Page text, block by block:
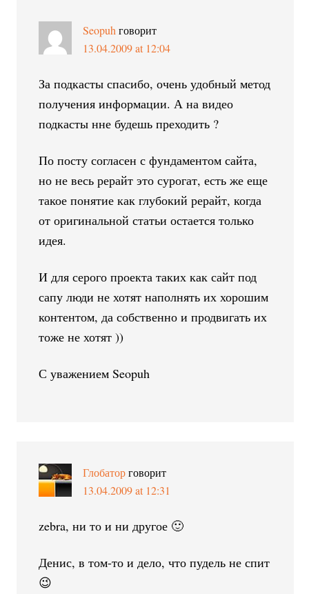
Seopuh говорит
13.04.2009 at 12:04
За подкасты спасибо, очень удобный метод
получения информации. А на видео
подкасты нне будешь преходить ?
По посту согласен с фундаментом сайта,
но не весь рерайт это сурогат, есть же еще
такое понятие как глубокий рерайт, когда
от оригинальной статьи остается только
идея.
И для серого проекта таких как сайт под
сапу люди не хотят наполнять их хорошим
контентом, да собственно и продвигать их
тоже не хотят ))
С уважением Seopuh
Глобатор говорит
13.04.2009 at 12:31
zebra, ни то и ни другое 🙂
Денис, в том-то и дело, что пудель не спит
😉